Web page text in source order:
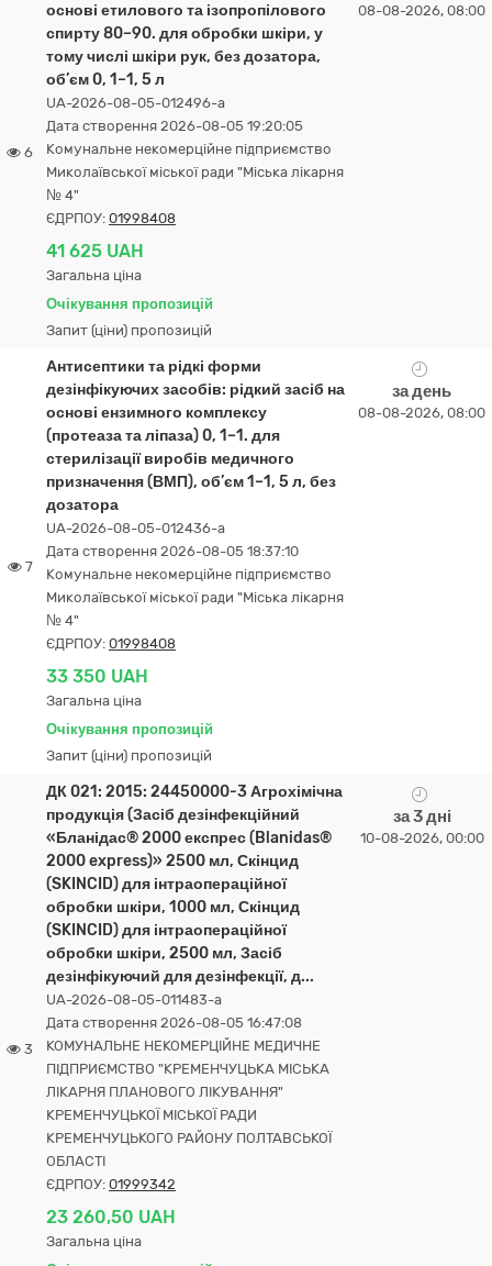
6
основі етилового та ізопропілового
спирту 80–90. для обробки шкіри, у
тому числі шкіри рук, без дозатора,
об’єм 0, 1–1, 5 л
UA-2026-08-05-012496-a
Дата створення 2026-08-05 19:20:05
Комунальне некомерційне підприємство
Миколаївської міської ради "Міська лікарня
№ 4"
ЄДРПОУ: 01998408
41 625 UAH
Загальна ціна
Очікування пропозицій
Запит (ціни) пропозицій
08-08-2026, 08:00
7
Антисептики та рідкі форми
дезінфікуючих засобів: рідкий засіб на
основі ензимного комплексу
(протеаза та ліпаза) 0, 1–1. для
стерилізації виробів медичного
призначення (ВМП), об’єм 1–1, 5 л, без
дозатора
UA-2026-08-05-012436-a
Дата створення 2026-08-05 18:37:10
Комунальне некомерційне підприємство
Миколаївської міської ради "Міська лікарня
№ 4"
ЄДРПОУ: 01998408
33 350 UAH
Загальна ціна
Очікування пропозицій
Запит (ціни) пропозицій
за день
08-08-2026, 08:00
3
ДК 021: 2015: 24450000-3 Агрохімічна
продукція (Засіб дезінфекційний
«Бланідас® 2000 експрес (Blanidas®
2000 express)» 2500 мл, Скінцид
(SKINCID) для інтраопераційної
обробки шкіри, 1000 мл, Скінцид
(SKINCID) для інтраопераційної
обробки шкіри, 2500 мл, Засіб
дезінфікуючий для дезінфекції, д...
UA-2026-08-05-011483-a
Дата створення 2026-08-05 16:47:08
КОМУНАЛЬНЕ НЕКОМЕРЦІЙНЕ МЕДИЧНЕ
ПІДПРИЄМСТВО "КРЕМЕНЧУЦЬКА МІСЬКА
ЛІКАРНЯ ПЛАНОВОГО ЛІКУВАННЯ"
КРЕМЕНЧУЦЬКОЇ МІСЬКОЇ РАДИ
КРЕМЕНЧУЦЬКОГО РАЙОНУ ПОЛТАВСЬКОЇ
ОБЛАСТІ
ЄДРПОУ: 01999342
23 260,50 UAH
Загальна ціна
за 3 дні
10-08-2026, 00:00